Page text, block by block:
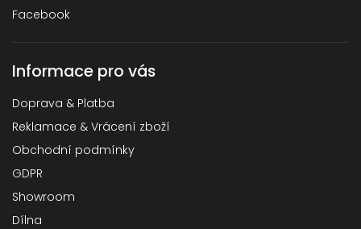
Facebook
Informace pro vás
Doprava & Platba
Reklamace & Vrácení zboží
Obchodní podmínky
GDPR
Showroom
Dílna